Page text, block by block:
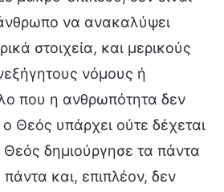
να ανακαλύψει
στοιχεία, και μερικούς
νόμους ή
που η ανθρωπότητα δεν
Θεός υπάρχει ούτε δέχεται
δημιούργησε τα πάντα
πάντα και, επιπλέον, δεν